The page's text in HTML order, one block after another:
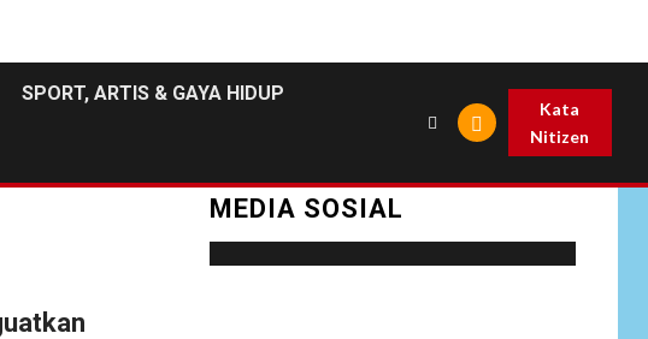
SPORT, ARTIS & GAYA HIDUP
Kata
Nitizen
MEDIA SOSIAL